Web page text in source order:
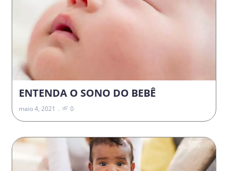
ENTENDA O SONO DO BEBÊ
maio 4, 2021 0